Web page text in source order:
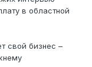
в областной
свой бизнес –